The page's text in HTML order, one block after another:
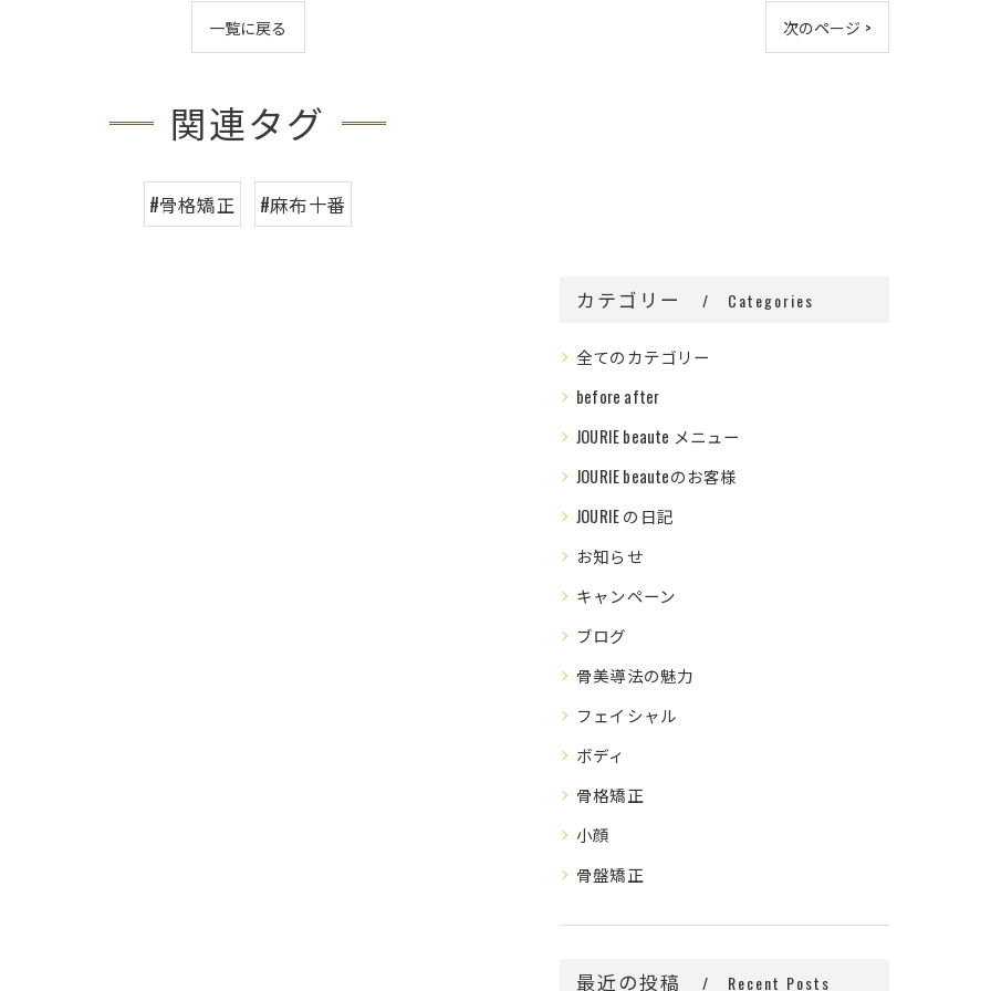
一覧に戻る 次のページ >
関連タグ
#骨格矯正 #麻布十番
カテゴリー Categories
全てのカテゴリー
before after
JOURIE beaute メニュー
JOURIE beauteのお客様
JOURIE の日記
お知らせ
キャンペーン
ブログ
骨美導法の魅力
フェイシャル
ボディ
骨格矯正
小顔
骨盤矯正
最近の投稿 Recent Posts